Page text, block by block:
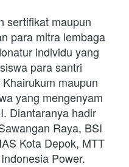
sertifikat maupun
para mitra lembaga
individu yang
para santri
maupun
yang mengenyam
Diantaranya hadir
Raya, BSI
Kota Depok, MTT
Power.